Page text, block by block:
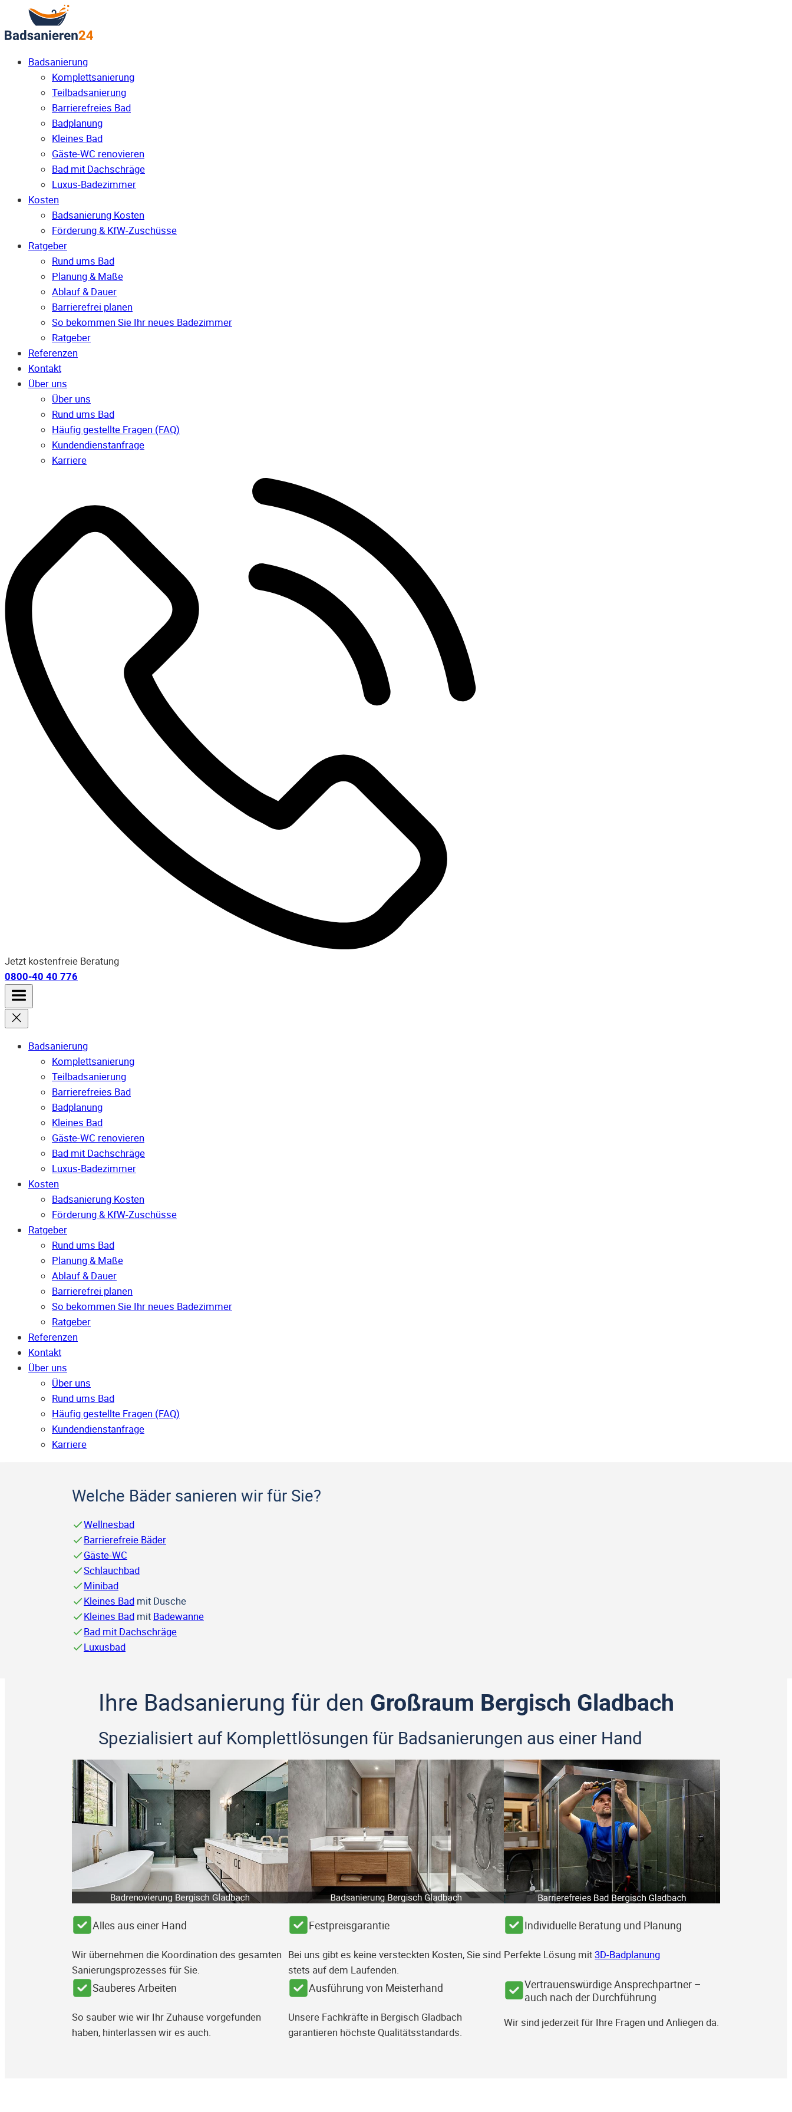
Badsanierung
Komplettsanierung
Teilbadsanierung
Barrierefreies Bad
Badplanung
Kleines Bad
Gäste-WC renovieren
Bad mit Dachschräge
Luxus-Badezimmer
Kosten
Badsanierung Kosten
Förderung & KfW-Zuschüsse
Ratgeber
Rund ums Bad
Planung & Maße
Ablauf & Dauer
Barrierefrei planen
So bekommen Sie Ihr neues Badezimmer
Ratgeber
Referenzen
Kontakt
Über uns
Über uns
Rund ums Bad
Häufig gestellte Fragen (FAQ)
Kunden­dienst­anfrage
Karriere
Jetzt kostenfreie Beratung
0800-40 40 776
Badsanierung
Komplettsanierung
Teilbadsanierung
Barrierefreies Bad
Badplanung
Kleines Bad
Gäste-WC renovieren
Bad mit Dachschräge
Luxus-Badezimmer
Kosten
Badsanierung Kosten
Förderung & KfW-Zuschüsse
Ratgeber
Rund ums Bad
Planung & Maße
Ablauf & Dauer
Barrierefrei planen
So bekommen Sie Ihr neues Badezimmer
Ratgeber
Referenzen
Kontakt
Über uns
Über uns
Rund ums Bad
Häufig gestellte Fragen (FAQ)
Kunden­dienst­anfrage
Karriere
Welche Bäder sanieren wir für Sie?
Wellnesbad
Barrierefreie Bäder
Gäste-WC
Schlauchbad
Minibad
Kleines Bad mit Dusche
Kleines Bad mit Badewanne
Bad mit Dachschräge
Luxusbad
Ihre Badsanierung für den Großraum Bergisch Gladbach
Spezialisiert auf Komplettlösungen für Badsanierungen aus einer Hand
Alles aus einer Hand
Wir übernehmen die Koordination des gesamten
Sanierungsprozesses für Sie.
Festpreisgarantie
Bei uns gibt es keine versteckten Kosten, Sie sind
stets auf dem Laufenden.
Individuelle Beratung und Planung
Perfekte Lösung mit3D-Badplanung
Sauberes Arbeiten
So sauber wie wir Ihr Zuhause vorgefunden
haben, hinterlassen wir es auch.
Ausführung von Meisterhand
Unsere Fachkräfte in Bergisch Gladbach
garantieren höchste Qualitätsstandards.
Vertrauenswürdige Ansprechpartner –
auch nach der Durchführung
Wir sind jederzeit für Ihre Fragen und Anliegen da.